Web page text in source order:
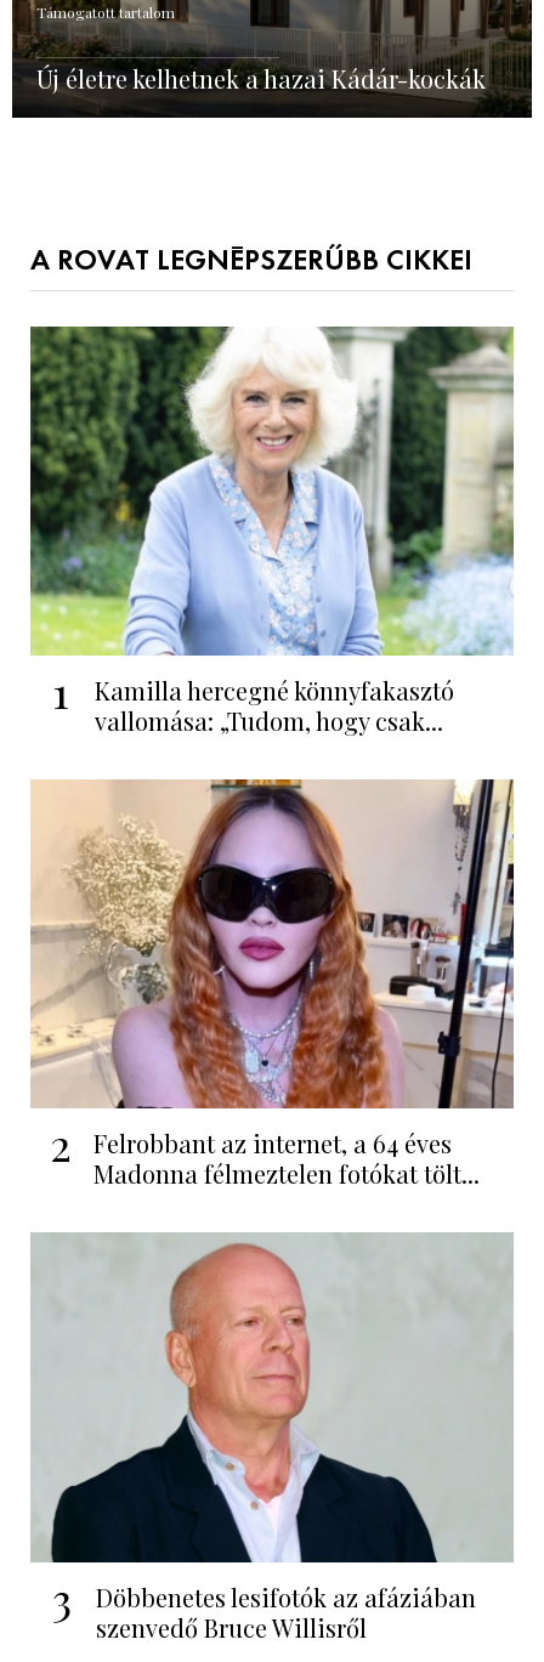
Támogatott tartalom
Új életre kelhetnek a hazai Kádár-kockák
A ROVAT LEGNÉPSZERŰBB CIKKEI
1
Kamilla hercegné könnyfakasztó
vallomása: „Tudom, hogy csak...
2
Felrobbant az internet, a 64 éves
Madonna félmeztelen fotókat tölt...
3
Döbbenetes lesifotók az afáziában
szenvedő Bruce Willisről